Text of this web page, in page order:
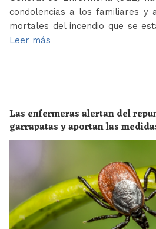
condolencias a los familiares y
mortales del incendio que se
Leer más
Las enfermeras alertan del
garrapatas y aportan las
evitar las enfermedades